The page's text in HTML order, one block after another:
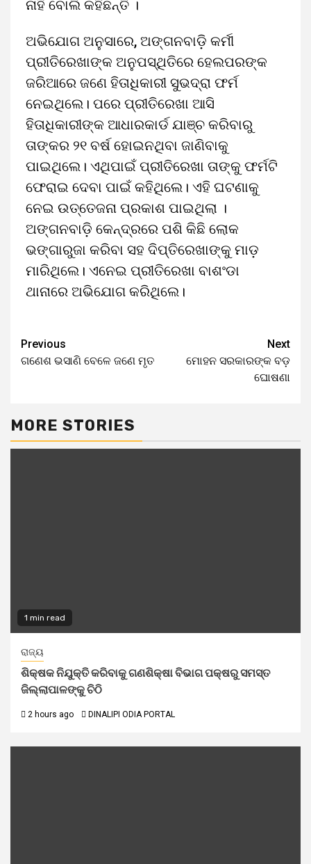
ନାହିଁ ବୋଲି କହିଛନ୍ତି ।
ଅଭିଯୋଗ ଅନୁସାରେ, ଅଙ୍ଗନବାଡ଼ି କର୍ମୀ
ପ୍ରୀତିରେଖାଙ୍କ ଅନୁପସ୍ଥିତିରେ ହେଲପରଙ୍କ
ଜରିଆରେ ଜଣେ ହିତାଧିକାରୀ ସୁଭଦ୍ରା ଫର୍ମ
ନେଇଥିଲେ। ପରେ ପ୍ରୀତିରେଖା ଆସି
ହିତାଧିକାରୀଙ୍କ ଆଧାରକାର୍ଡ ଯାଞ୍ଚ କରିବାରୁ
ତାଙ୍କର ୨୧ ବର୍ଷ ହୋଇନଥିବା ଜାଣିବାକୁ
ପାଇଥିଲେ। ଏଥିପାଇଁ ପ୍ରୀତିରେଖା ତାଙ୍କୁ ଫର୍ମଟି
ଫେରାଇ ଦେବା ପାଇଁ କହିଥିଲେ। ଏହି ଘଟଣାକୁ
ନେଇ ଉତ୍ତେଜନା ପ୍ରକାଶ ପାଇଥିଲା ।
ଅଙ୍ଗନବାଡ଼ି କେନ୍ଦ୍ରରେ ପଶି କିଛି ଲୋକ
ଭଙ୍ଗାରୁଜା କରିବା ସହ ଦିପ୍ତିରେଖାଙ୍କୁ ମାଡ଼
ମାରିଥିଲେ। ଏନେଇ ପ୍ରୀତିରେଖା ବାଶଂଡା
ଥାନାରେ ଅଭିଯୋଗ କରିଥିଲେ।
Continue
Reading
Previous
ଗଣେଶ ଭସାଣି ବେଳେ ଜଣେ ମୃତ
Next
ମୋହନ ସରକାରଙ୍କ ବଡ଼
ଘୋଷଣା
MORE STORIES
1 min read
ରାଜ୍ୟ
ଶିକ୍ଷକ ନିଯୁକ୍ତି କରିବାକୁ ଗଣଶିକ୍ଷା ବିଭାଗ ପକ୍ଷରୁ ସମସ୍ତ
ଜିଲ୍ଲାପାଳଙ୍କୁ ଚିଠି
2 hours ago DINALIPI ODIA PORTAL